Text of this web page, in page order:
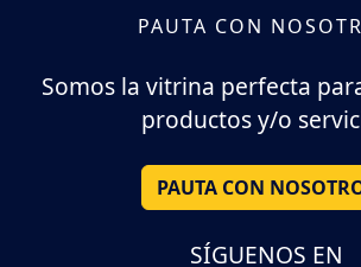
PAUTA CON
Somos la vitrina perfecta
productos y/o
PAUTA CON
SÍGUENOS EN